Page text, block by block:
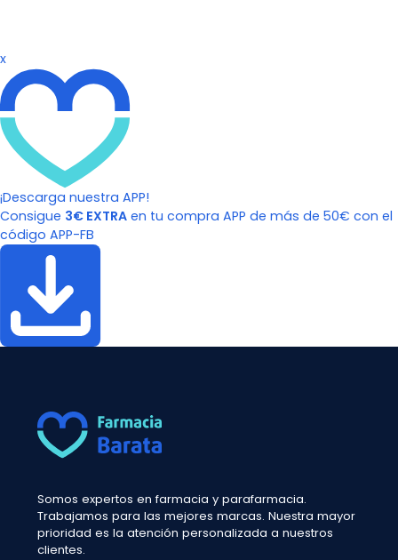
x
¡Descarga nuestra APP!
Consigue 3€ EXTRA en tu compra APP de más de 50€ con el
código APP-FB
Somos expertos en farmacia y parafarmacia.
Trabajamos para las mejores marcas. Nuestra mayor
prioridad es la atención personalizada a nuestros
clientes.